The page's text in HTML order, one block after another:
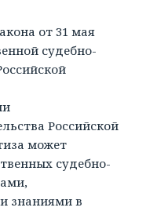
от 31 мая
судебно-
Российской
может
судебно-
знаниями в